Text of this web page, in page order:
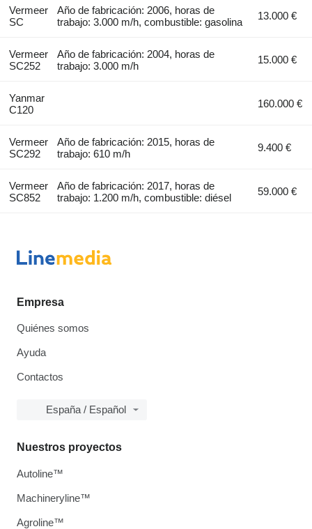
Vermeer
SC
Año de fabricación: 2006, horas de
trabajo: 3.000 m/h, combustible: gasolina
13.000 €
Vermeer
SC252
Año de fabricación: 2004, horas de
trabajo: 3.000 m/h
15.000 €
Yanmar
C120
160.000 €
Vermeer
SC292
Año de fabricación: 2015, horas de
trabajo: 610 m/h
9.400 €
Vermeer
SC852
Año de fabricación: 2017, horas de
trabajo: 1.200 m/h, combustible: diésel
59.000 €
Empresa
Quiénes somos
Ayuda
Contactos
España / Español
Nuestros proyectos
Autoline™
Machineryline™
Agroline™